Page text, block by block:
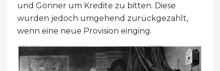
und Gönner um Kredite zu bitten. Diese
wurden jedoch umgehend zurückgezahlt,
wenn eine neue Provision einging.